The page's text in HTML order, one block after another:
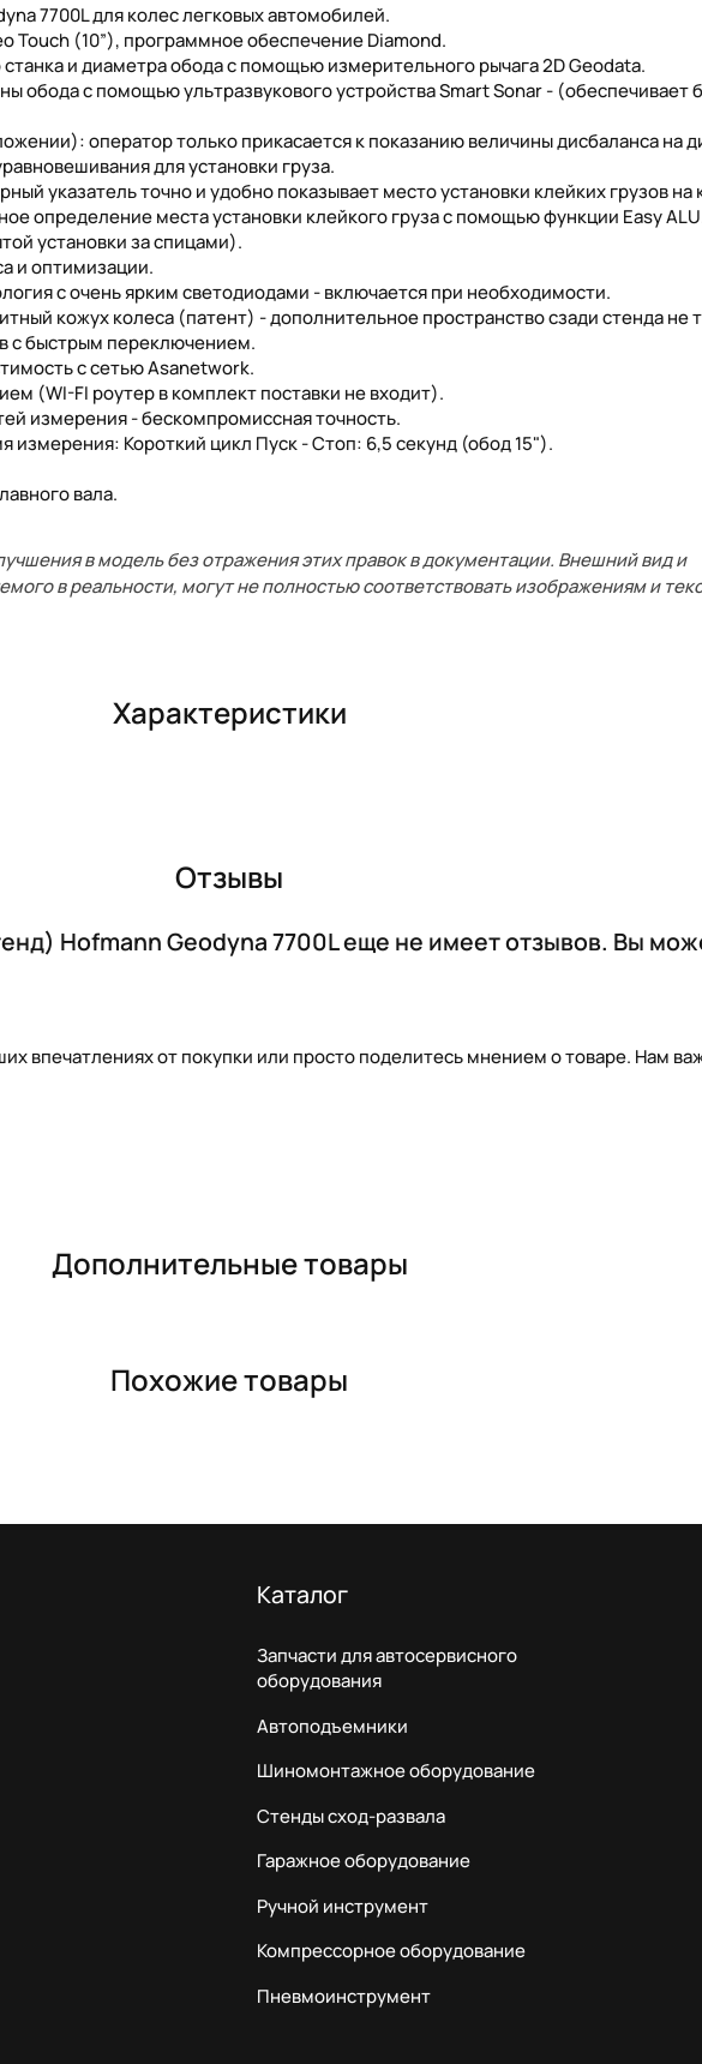
7700L для колес легковых автомобилей.
Touch (10”), программное обеспечение Diamond.
и диаметра обода с помощью измерительного рычага 2D Geodata.
обода с помощью ультразвукового устройства Smart Sonar - (обеспечивает
оператор только прикасается к показанию величины дисбаланса на
для установки груза.
указатель точно и удобно показывает место установки клейких грузов на
определение места установки клейкого груза с помощью функции Easy
установки за спицами).
и оптимизации.
с очень ярким светодиодами - включается при необходимости.
кожух колеса (патент) - дополнительное пространство сзади стенда не
с быстрым переключением.
с сетью Asanetwork.
(WI-FI роутер в комплект поставки не входит).
измерения - бескомпромиссная точность.
измерения: Короткий цикл Пуск - Стоп: 6,5 секунд (обод 15").
вала.
в модель без отражения этих правок в документации. Внешний вид и
в реальности, могут не полностью соответствовать изображениям и
Характеристики
Отзывы
Hofmann Geodyna 7700L еще не имеет отзывов. Вы
впечатлениях от покупки или просто поделитесь мнением о товаре. Нам
Дополнительные товары
Похожие товары
Каталог
Запчасти для автосервисного
оборудования
Автоподъемники
Шиномонтажное оборудование
Стенды сход-развала
Гаражное оборудование
Ручной инструмент
Компрессорное оборудование
Пневмоинструмент